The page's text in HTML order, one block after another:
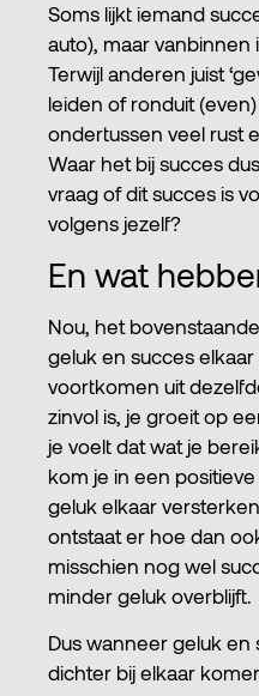
Soms lijkt iemand
auto), maar vanbinnen
Terwijl anderen juist
leiden of ronduit
ondertussen veel rust
Waar het bij succes
vraag of dit succes is
volgens jezelf?
En wat
Nou, het
geluk en succes
voortkomen uit
zinvol is, je groeit op
je voelt dat wat je
kom je in een
geluk elkaar
ontstaat er hoe dan
misschien nog wel
minder geluk overblijft.
Dus wanneer geluk en
dichter bij elkaar